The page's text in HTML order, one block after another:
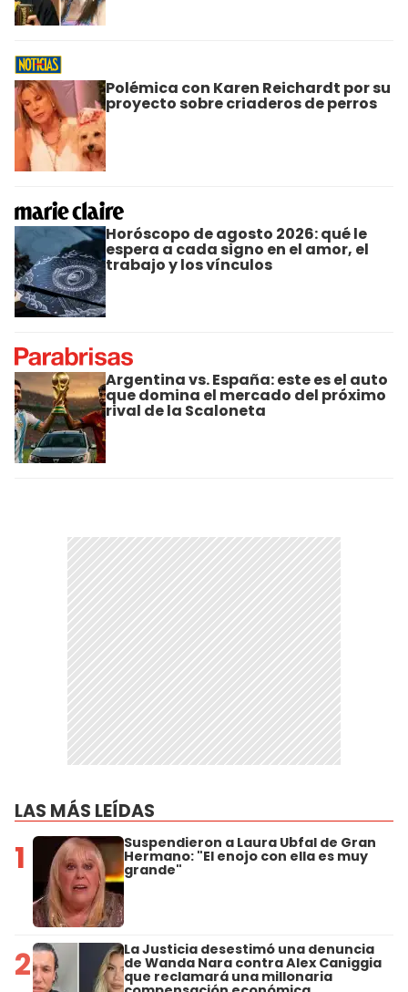
Polémica con Karen Reichardt por su
proyecto sobre criaderos de perros
Horóscopo de agosto 2026: qué le
espera a cada signo en el amor, el
trabajo y los vínculos
Argentina vs. España: este es el auto
que domina el mercado del próximo
rival de la Scaloneta
LAS MÁS LEÍDAS
1 Suspendieron a Laura Ubfal de Gran
Hermano: "El enojo con ella es muy
grande"
2 La Justicia desestimó una denuncia
de Wanda Nara contra Alex Caniggia
que reclamará una millonaria